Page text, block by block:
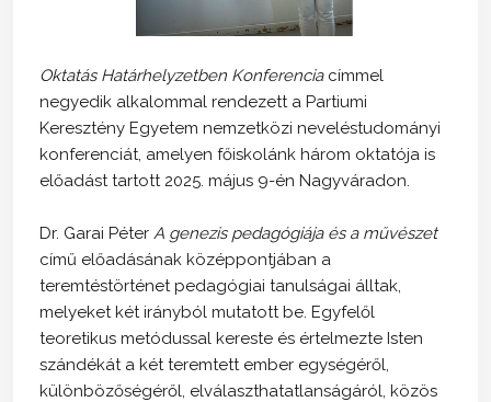
Oktatás Határhelyzetben Konferencia címmel
negyedik alkalommal rendezett a Partiumi
Keresztény Egyetem nemzetközi neveléstudományi
konferenciát, amelyen főiskolánk három oktatója is
előadást tartott 2025. május 9-én Nagyváradon.
Dr. Garai Péter A genezis pedagógiája és a művészet
című előadásának középpontjában a
teremtéstörténet pedagógiai tanulságai álltak,
melyeket két irányból mutatott be. Egyfelől
teoretikus metódussal kereste és értelmezte Isten
szándékát a két teremtett ember egységéről,
különbözőségéről, elválaszthatatlanságáról, közös